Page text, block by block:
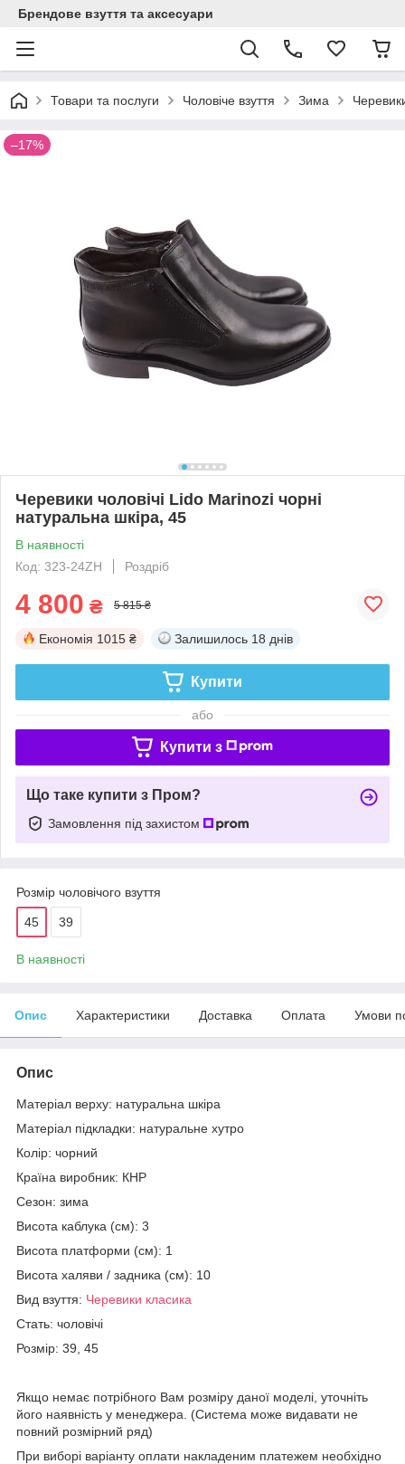
Брендове взуття та аксесуари
Товари та послуги Чоловіче взуття Зима
–17%
Черевики чоловічі Lido Marinozi чорні
натуральна шкіра, 45
В наявності
Код: 323-24ZH
Роздріб
4 800 ₴ 5 815 ₴
Економія 1015 ₴ Залишилось 18 днів
Купити
або
Купити з
Що таке купити з Пром?
Замовлення під захистом
Розмір чоловічого взуття
45 39
В наявності
Опис Характеристики Доставка Оплата Умови
Опис
Матеріал верху: натуральна шкіра
Матеріал підкладки: натуральне хутро
Колір: чорний
Країна виробник: КНР
Сезон: зима
Висота каблука (см): 3
Висота платформи (см): 1
Висота халяви / задника (см): 10
Вид взуття: Черевики класика
Стать: чоловічі
Розмір: 39, 45
Якщо немає потрібного Вам розміру даної моделі, уточніть
його наявність у менеджера. (Система може видавати не
повний розмірний ряд)
При виборі варіанту оплати накладеним платежем необхідно